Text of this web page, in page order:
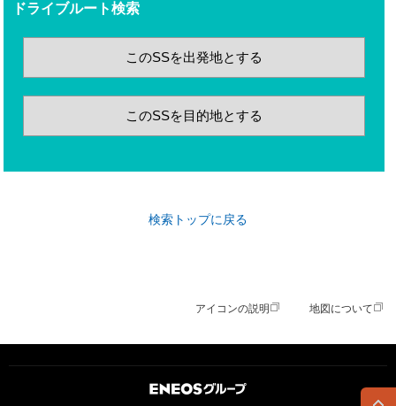
ドライブルート検索
このSSを出発地とする
このSSを目的地とする
検索トップに戻る
アイコンの説明 地図について